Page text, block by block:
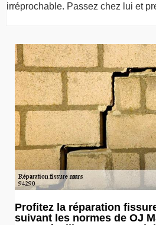
irréprochable. Passez chez lui et
Profitez la réparation
suivant les normes de OJ